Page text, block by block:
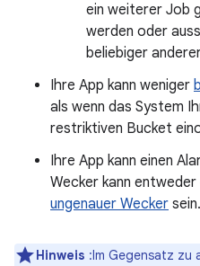
ein weiterer Job
werden oder
beliebiger
Ihre App kann weniger
als wenn das System
restriktiven Bucket
Ihre App kann einen
Wecker kann entweder
ungenauer Wecker sein.
Hinweis :Im Gegensatz zu